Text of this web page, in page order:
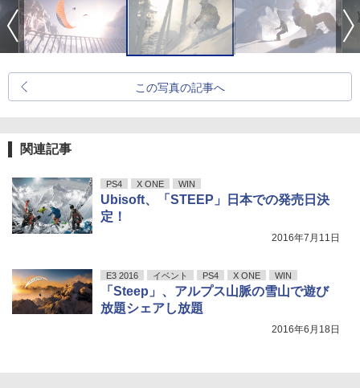
この写真の記事へ
関連記事
PS4 X ONE WIN
Ubisoft、「STEEP」日本での発売日決
定！
2016年7月11日
E3 2016 イベント PS4 X ONE WIN
「Steep」、アルプス山脈の雪山で遊び
放題シェアし放題
2016年6月18日